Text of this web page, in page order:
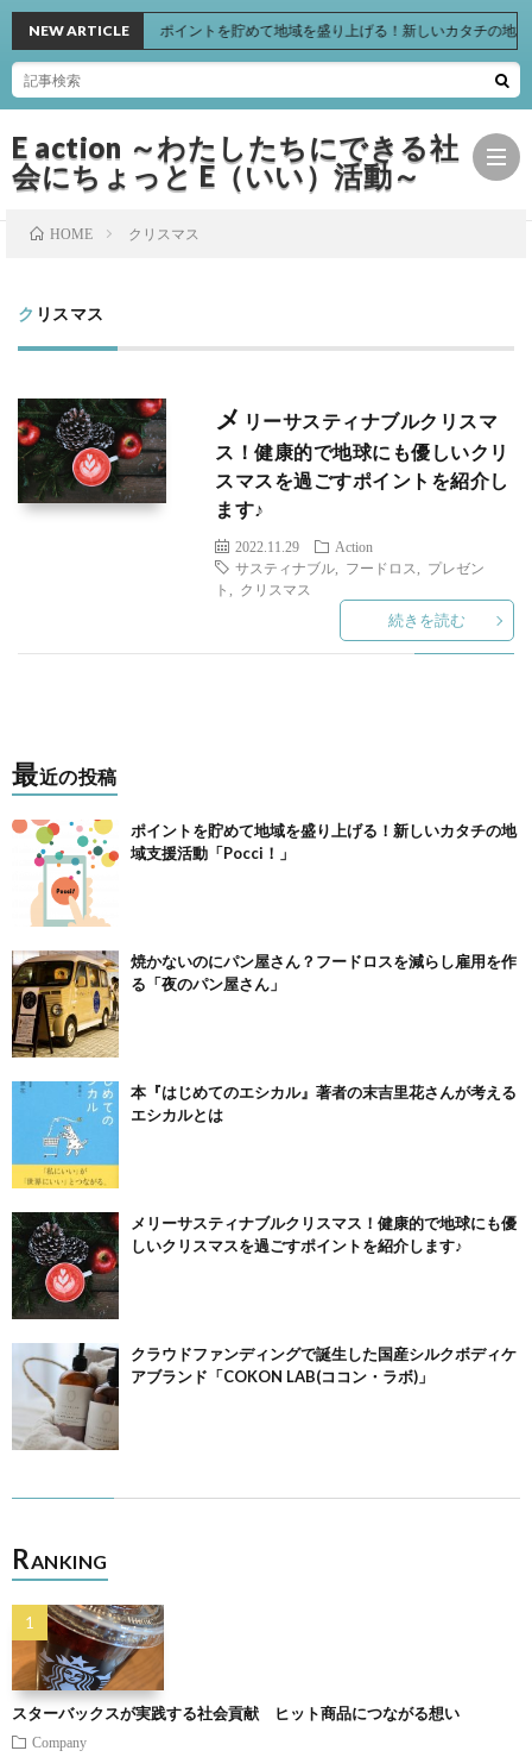
E action ～わたしたちにできる社
会にちょっと E（いい）活動～
Basic
Book
NEW ARTICLE ポイントを貯めて地域を盛り上げる！新しいカタチの地域
HOME クリスマス
クリスマス
メ リーサスティナブルクリスマ
ス！健康的で地球にも優しいクリ
スマスを過ごすポイントを紹介し
ます♪
2022.11.29
Action
サスティナブル
フードロス
プレゼン
ト
クリスマス
続きを読む
最近の投稿
ポイントを貯めて地域を盛り上げる！新しいカタチの地
域支援活動「Pocci！」
焼かないのにパン屋さん？フードロスを減らし雇用を作
る「夜のパン屋さん」
本『はじめてのエシカル』著者の末吉里花さんが考える
エシカルとは
メリーサスティナブルクリスマス！健康的で地球にも優
しいクリスマスを過ごすポイントを紹介します♪
クラウドファンディングで誕生した国産シルクボディケ
アブランド「COKON LAB(ココン・ラボ)」
RANKING
スターバックスが実践する社会貢献 ヒット商品につながる想い
Company